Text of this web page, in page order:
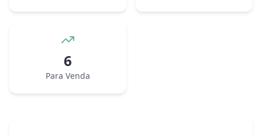
6
Para Venda